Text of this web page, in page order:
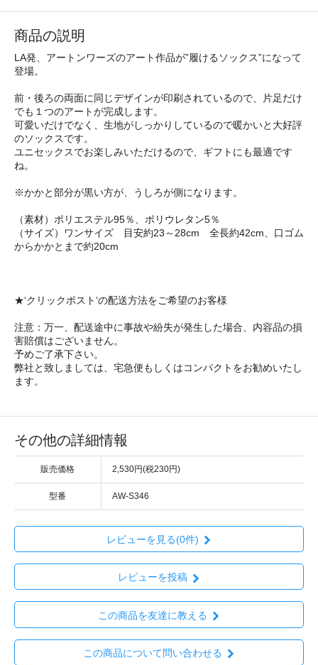
商品の説明
LA発、アートンワーズのアート作品が”履けるソックス”になって
登場。
前・後ろの両面に同じデザインが印刷されているので、片足だけ
でも１つのアートが完成します。
可愛いだけでなく、生地がしっかりしているので暖かいと大好評
のソックスです。
ユニセックスでお楽しみいただけるので、ギフトにも最適です
ね。
※かかと部分が黒い方が、うしろが側になります。
（素材）ポリエステル95％、ポリウレタン5％
（サイズ）ワンサイズ 目安約23～28cm 全長約42cm、口ゴム
からかかとまで約20cm
★‘クリックポスト‘の配送方法をご希望のお客様
注意：万一、配送途中に事故や紛失が発生した場合、内容品の損
害賠償はございません。
予めご了承下さい。
弊社と致しましては、宅急便もしくはコンパクトをお勧めいたし
ます。
その他の詳細情報
販売価格 2,530円(税230円)
型番 AW-S346
レビューを見る(0件)
レビューを投稿
この商品を友達に教える
この商品について問い合わせる